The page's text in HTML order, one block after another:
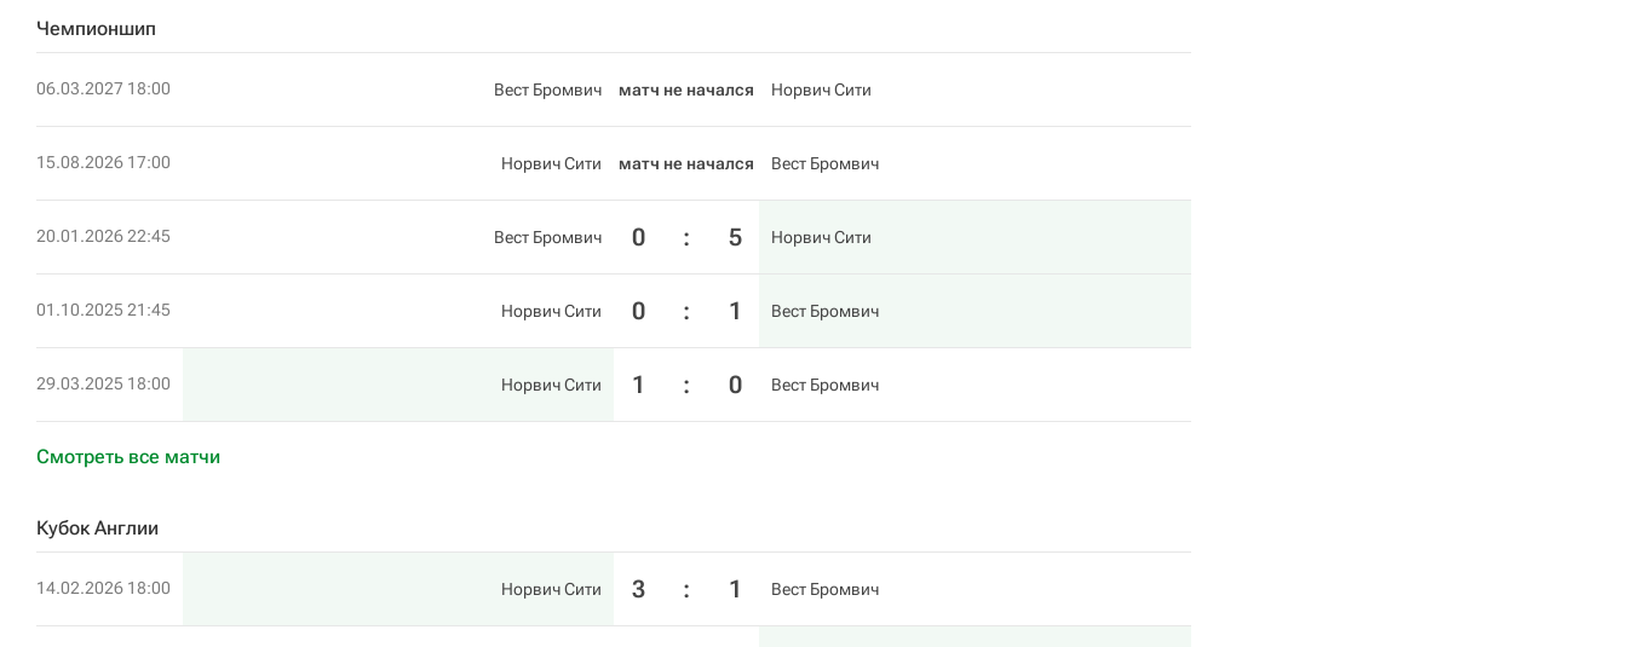
Чемпионшип
06.03.2027 18:00 Вест Бромвич матч не начался Норвич Сити
15.08.2026 17:00 Норвич Сити матч не начался Вест Бромвич
20.01.2026 22:45 Вест Бромвич 0 : 5 Норвич Сити
01.10.2025 21:45 Норвич Сити 0 : 1 Вест Бромвич
29.03.2025 18:00 Норвич Сити 1 : 0 Вест Бромвич
Смотреть все матчи
Кубок Англии
14.02.2026 18:00 Норвич Сити 3 : 1 Вест Бромвич